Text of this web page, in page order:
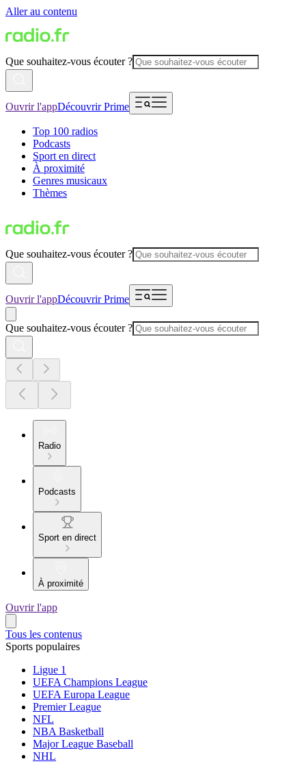
Aller au contenu
Que souhaitez-vous écouter ?
Ouvrir l'appDécouvrir Prime
Top 100 radios
Podcasts
Sport en direct
À proximité
Genres musicaux
Thèmes
Que souhaitez-vous écouter ?
Ouvrir l'appDécouvrir Prime
Que souhaitez-vous écouter ?
Radio
Podcasts
Sport en direct
À proximité
Ouvrir l'app
Tous les contenus
Sports populaires
Ligue 1
UEFA Champions League
UEFA Europa League
Premier League
NFL
NBA Basketball
Major League Baseball
NHL